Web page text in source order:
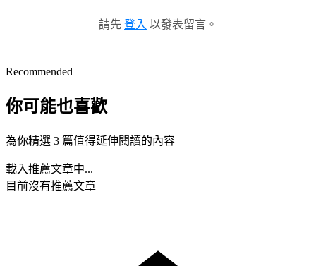
請先 登入 以發表留言。
Recommended
你可能也喜歡
為你精選 3 篇值得延伸閱讀的內容
載入推薦文章中...
目前沒有推薦文章